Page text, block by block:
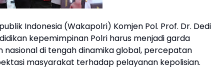
Indonesia (Wakapolri) Komjen Pol. Prof. Dr. Dedi
kepemimpinan Polri harus menjadi garda
di tengah dinamika global, percepatan
masyarakat terhadap pelayanan kepolisian.